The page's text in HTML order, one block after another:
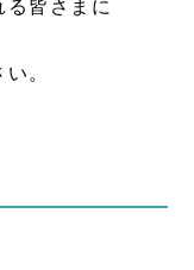
皆さまに
。